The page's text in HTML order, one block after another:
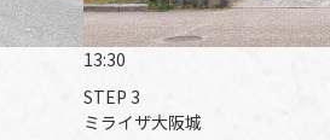
13:30
STEP 3
ミライザ大阪城